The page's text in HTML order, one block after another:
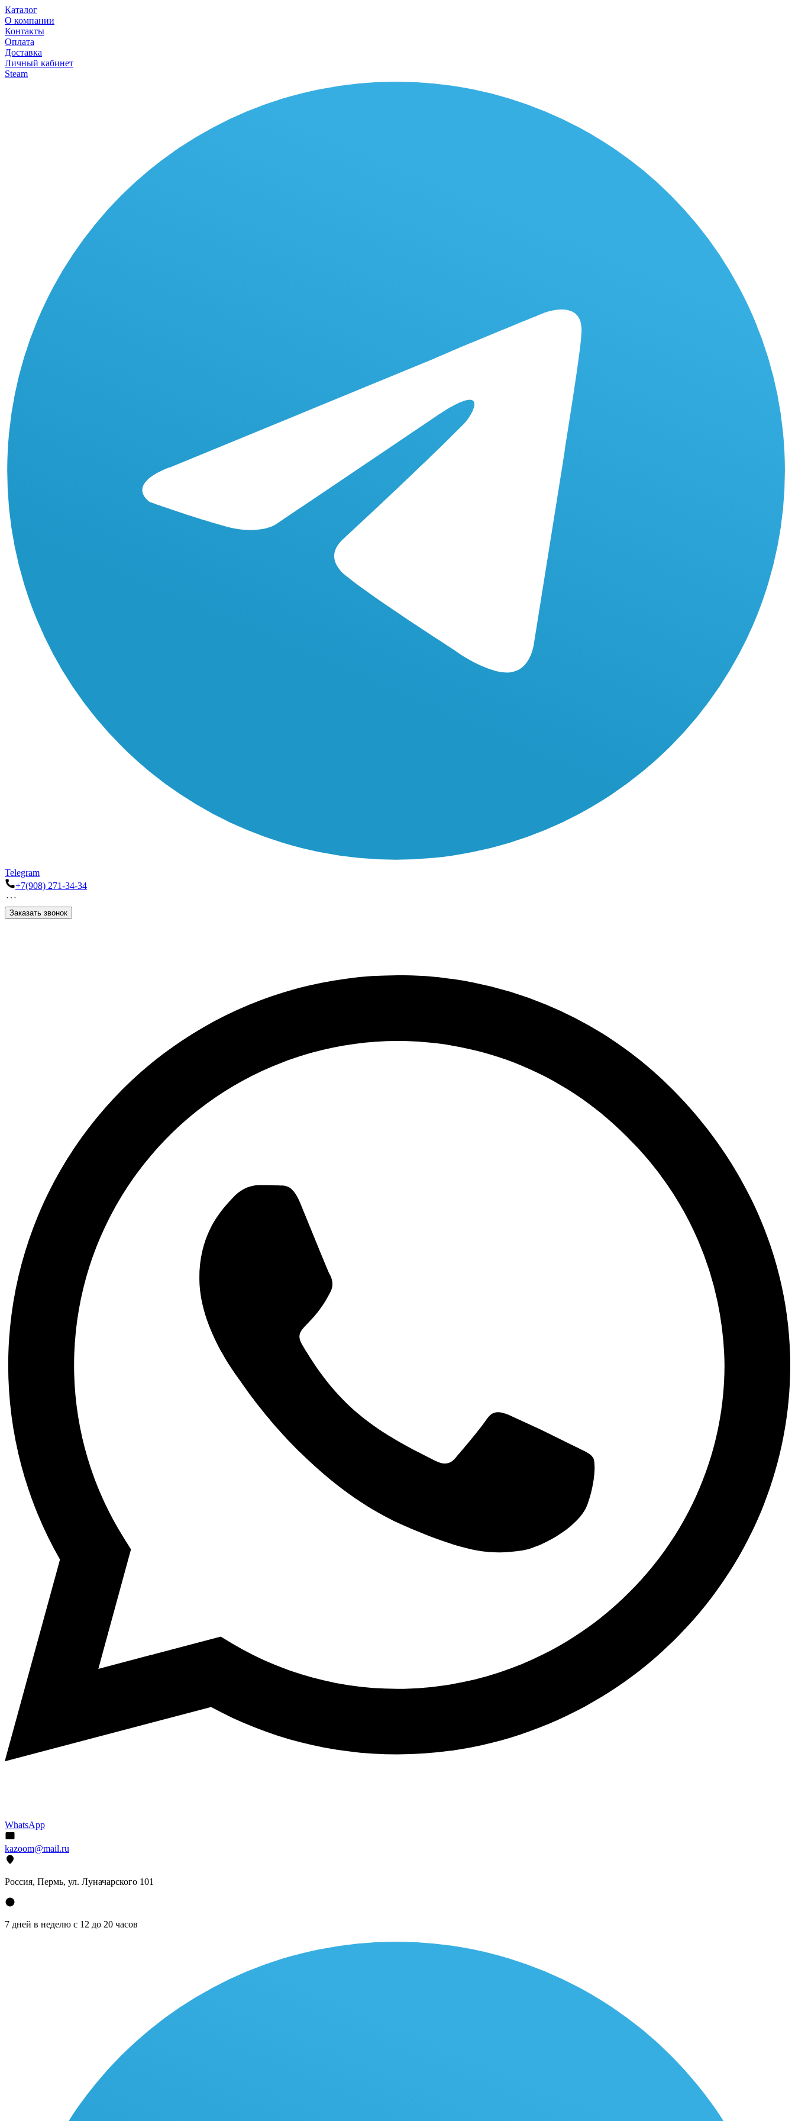
Каталог
О компании
Контакты
Оплата
Доставка
Личный кабинет
Steam
Telegram
+7(908) 271-34-34
Заказать звонок
WhatsApp
kazoom@mail.ru
Россия, Пермь, ул. Луначарского 101
7 дней в неделю с 12 до 20 часов